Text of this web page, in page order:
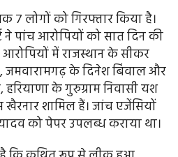
7 लोगों को गिरफ्तार किया है।
ने पांच आरोपियों को सात दिन की
आरोपियों में राजस्थान के सीकर
जमवारामगढ़ के दिनेश बिंवाल और
के गुरुग्राम निवासी यश
शामिल हैं। जांच एजेंसियों
को पेपर उपलब्ध कराया था।